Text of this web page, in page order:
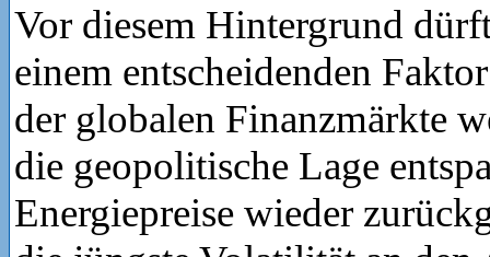
Vor diesem Hintergrund
einem entscheidenden
der globalen Finanzmärkte
die geopolitische Lage
Energiepreise wieder